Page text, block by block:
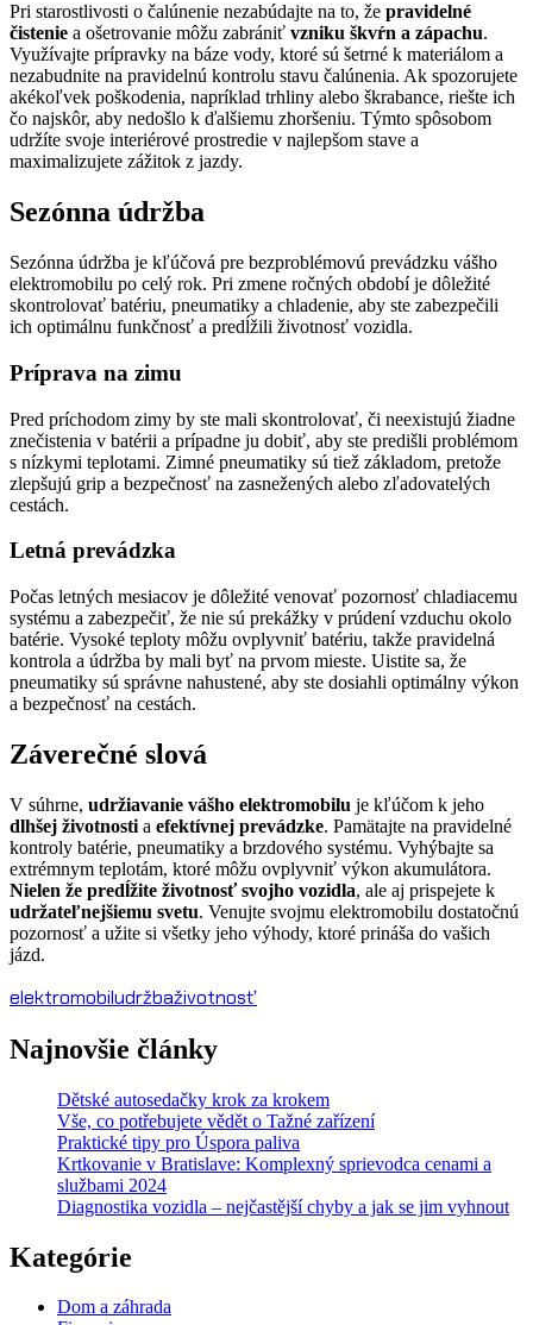
Pri starostlivosti o čalúnenie nezabúdajte na to, že pravidelné
čistenie a ošetrovanie môžu zabrániť vzniku škvŕn a zápachu.
Využívajte prípravky na báze vody, ktoré sú šetrné k materiálom a
nezabudnite na pravidelnú kontrolu stavu čalúnenia. Ak spozorujete
akékoľvek poškodenia, napríklad trhliny alebo škrabance, riešte ich
čo najskôr, aby nedošlo k ďalšiemu zhoršeniu. Týmto spôsobom
udržíte svoje interiérové prostredie v najlepšom stave a
maximalizujete zážitok z jazdy.
Sezónna údržba
Sezónna údržba je kľúčová pre bezproblémovú prevádzku vášho
elektromobilu po celý rok. Pri zmene ročných období je dôležité
skontrolovať batériu, pneumatiky a chladenie, aby ste zabezpečili
ich optimálnu funkčnosť a predĺžili životnosť vozidla.
Príprava na zimu
Pred príchodom zimy by ste mali skontrolovať, či neexistujú žiadne
znečistenia v batérii a prípadne ju dobiť, aby ste predišli problémom
s nízkymi teplotami. Zimné pneumatiky sú tiež základom, pretože
zlepšujú grip a bezpečnosť na zasnežených alebo zľadovatelých
cestách.
Letná prevádzka
Počas letných mesiacov je dôležité venovať pozornosť chladiacemu
systému a zabezpečiť, že nie sú prekážky v prúdení vzduchu okolo
batérie. Vysoké teploty môžu ovplyvniť batériu, takže pravidelná
kontrola a údržba by mali byť na prvom mieste. Uistite sa, že
pneumatiky sú správne nahustené, aby ste dosiahli optimálny výkon
a bezpečnosť na cestách.
Záverečné slová
V súhrne, udržiavanie vášho elektromobilu je kľúčom k jeho
dlhšej životnosti a efektívnej prevádzke. Pamätajte na pravidelné
kontroly batérie, pneumatiky a brzdového systému. Vyhýbajte sa
extrémnym teplotám, ktoré môžu ovplyvniť výkon akumulátora.
Nielen že predĺžite životnosť svojho vozidla, ale aj prispejete k
udržateľnejšiemu svetu. Venujte svojmu elektromobilu dostatočnú
pozornosť a užite si všetky jeho výhody, ktoré prináša do vašich
jázd.
elektromobiludržbaživotnosť
Najnovšie články
Dětské autosedačky krok za krokem
Vše, co potřebujete vědět o Tažné zařízení
Praktické tipy pro Úspora paliva
Krtkovanie v Bratislave: Komplexný sprievodca cenami a
službami 2024
Diagnostika vozidla – nejčastější chyby a jak se jim vyhnout
Kategórie
Dom a záhrada